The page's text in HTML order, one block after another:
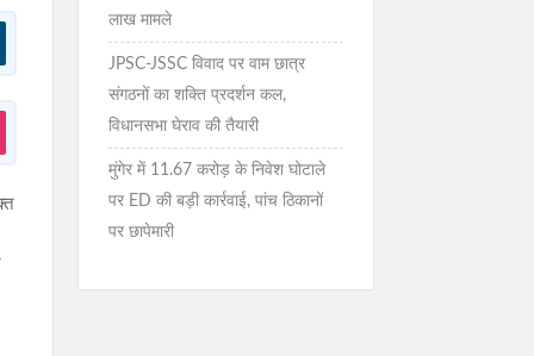
लाख मामले
JPSC-JSSC विवाद पर वाम छात्र
संगठनों का शक्ति प्रदर्शन कल,
विधानसभा घेराव की तैयारी
मुंगेर में 11.67 करोड़ के निवेश घोटाले
पर ED की बड़ी कार्रवाई, पांच ठिकानों
पर छापेमारी